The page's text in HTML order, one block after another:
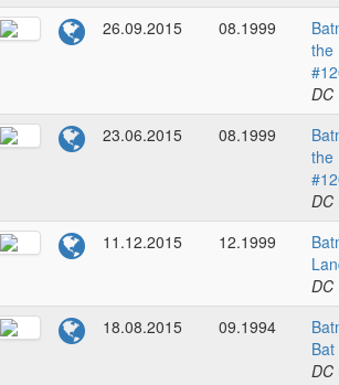
26.09.2015
08.1999
the
DC
23.06.2015
08.1999
the
DC
11.12.2015
12.1999
DC
18.08.2015
09.1994
DC